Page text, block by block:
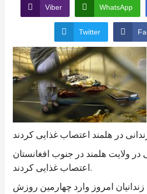
Viber WhatsApp
Twitter
در هلمند اعتصاب غذایی کردند
در ولایت هلمند در جنوب افغانستان
اعتصاب غذایی کردند.
امروز وارد چهارمین روزش